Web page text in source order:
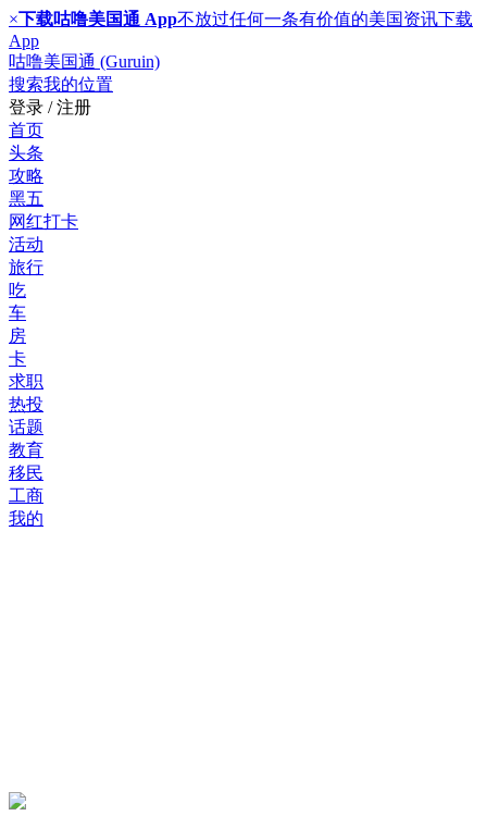
×下载咕噜美国通 App不放过任何一条有价值的美国资讯下载
App
咕噜美国通 (Guruin)
搜索我的位置
登录 / 注册
首页
头条
攻略
黑五
网红打卡
活动
旅行
吃
车
房
卡
求职
热投
话题
教育
移民
工商
我的